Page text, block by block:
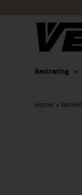
Bestrating
Home » Winkel